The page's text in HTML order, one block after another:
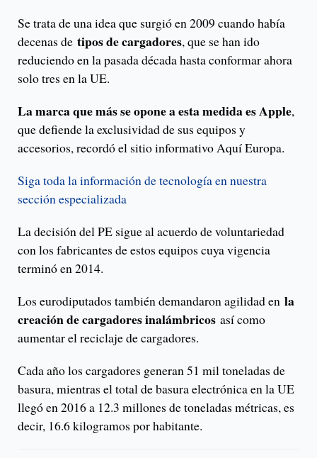
Se trata de una idea que surgió en 2009 cuando había
decenas de tipos de cargadores, que se han ido
reduciendo en la pasada década hasta conformar ahora
solo tres en la UE.
La marca que más se opone a esta medida es Apple,
que defiende la exclusividad de sus equipos y
accesorios, recordó el sitio informativo Aquí Europa.
Siga toda la información de tecnología en nuestra
sección especializada
La decisión del PE sigue al acuerdo de voluntariedad
con los fabricantes de estos equipos cuya vigencia
terminó en 2014.
Los eurodiputados también demandaron agilidad en la
creación de cargadores inalámbricos así como
aumentar el reciclaje de cargadores.
Cada año los cargadores generan 51 mil toneladas de
basura, mientras el total de basura electrónica en la UE
llegó en 2016 a 12.3 millones de toneladas métricas, es
decir, 16.6 kilogramos por habitante.